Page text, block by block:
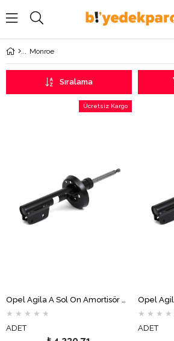
Monroe
Sıralama
★ ★ ★ ★ ★
ADET
Ücretsiz Kargo
★ ★ ★ ★
ADET